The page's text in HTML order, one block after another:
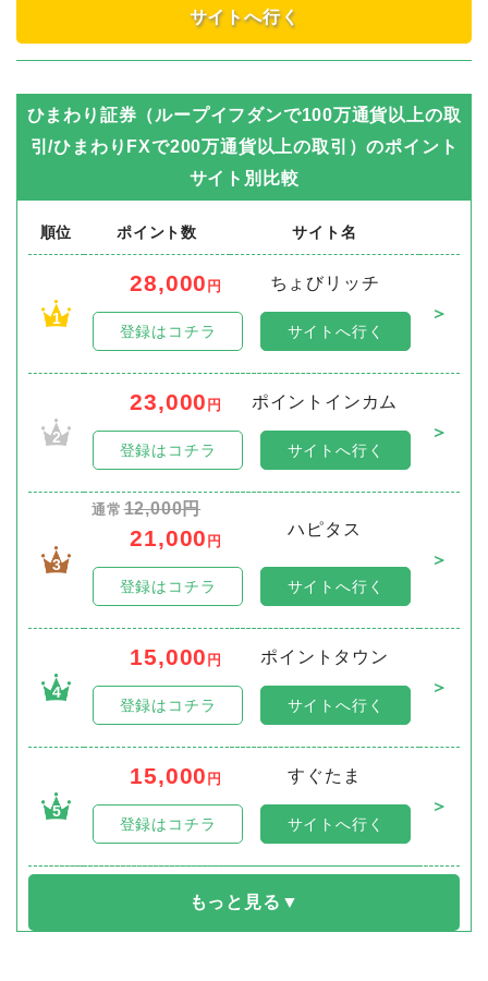
サイトへ行く
ひまわり証券（ループイフダンで100万通貨以上の取
引/ひまわりFXで200万通貨以上の取引）のポイント
サイト別比較
順位 ポイント数 サイト名
1
28,000 円
ちょびリッチ
＞
登録はコチラ サイトへ行く
2
23,000 円
ポイントインカム
＞
登録はコチラ サイトへ行く
3
通常 12,000円
21,000 円
ハピタス
＞
登録はコチラ サイトへ行く
4
15,000 円
ポイントタウン
＞
登録はコチラ サイトへ行く
5
15,000 円
すぐたま
＞
登録はコチラ サイトへ行く